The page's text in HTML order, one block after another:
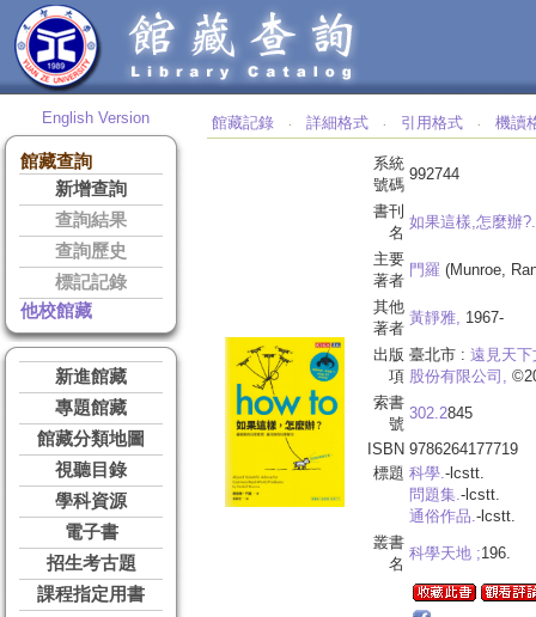
English Version
館藏查詢
新增查詢
查詢結果
查詢歷史
標記記錄
他校館藏
新進館藏
專題館藏
館藏分類地圖
視聽目錄
學科資源
電子書
招生考古題
課程指定用書
館藏記錄 ‧ 詳細格式 ‧ 引用格式 ‧ 機讀
系統
號碼
992744
書刊
名
如果這樣,怎麼辦?.
主要
著者
門羅 (Munroe,
其他
著者
黃靜雅, 1967-
出版
項
臺北市 : 遠見天
股份有限公司,
索書
號
302.2845
ISBN 9786264177719
標題 科學.-lcstt.
問題集.-lcstt.
通俗作品.-lcstt.
叢書
名
科學天地 ;196.